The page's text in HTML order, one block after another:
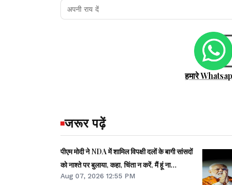
हमारे
जरूर पढ़ें
पीएम मोदी ने NDA में शामिल विपक्षी दलों के बागी सांसदों
को नाश्ते पर बुलाया, कहा, चिंता न करें, मैं हूं ना...
Aug 07, 2026 12:55 PM